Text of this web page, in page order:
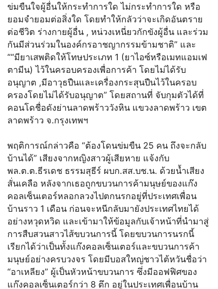
ข่มขืนใจผู้อื่นให้กระทำการใด ไม่กระทำการใด หรือ
ยอมจำยอมต่อสิ่งใด โดยทำให้กลัวว่าจะเกิดอันตราย
ต่อชีวิต ร่างกายผู้อื่น , หน่วงเหนี่ยวกักขังผู้อื่น และร่วม
กันมีส่วนร่วมในองค์กรอาชญากรรมข้ามชาติ” และ
““มียาเสพติดให้โทษประเภท 1 (ยาไอซ์หรือเมทแอมเฟ
ตามีน) ไว้ในครอบครองเพื่อการค้า โดยไม่ได้รับ
อนุญาต ,มีอาวุธปืนและเครื่องกระสุนปืนไว้ในครอบ
ครองโดยไม่ได้รับอนุญาต” โดยสถานที่ จับกุมตัวได้ที่
คอนโดชื่อดังย่านลาดพร้าววังหิน แขวงลาดพร้าว เขต
ลาดพร้าว จ.กรุงเทพฯ
พฤติการณ์กล่าวคือ “ต้องโดนข่มขืน 25 คน ถึงจะกลับ
บ้านได้” เสียงจากหญิงสาวผู้เสียหาย แจ้งกับ
พล.ต.ต.ธีรเดช ธรรมสุธีร์ ผบก.สส.บช.น. ด้วยน้ำเสียง
สั่นเคลือ หลังจากเธอถูกขบวนการค้ามนุษย์ของแก๊ง
คอลเซ็นเตอร์หลอกลวงไปตกนรกอยู่ที่ประเทศเพื่อน
บ้านราว 1 เดือน ก่อนจะหนีกลับมายังประเทศไทยได้
อย่างหวุดหวิด และเข้ามาให้ข้อมูลกับเจ้าหน้าที่นำมาสู่
การสืบสวนสาวไส้ขบวนการนี้ โดยขบวนการนรกนี้
เรียกได้ว่าเป็นทั้งแก๊งคอลเซ็นเตอร์และขบวนการค้า
มนุษย์อย่างครบวงจร โดยมีบอสใหญ่ชาวไต้หวันชื่อว่า
“อาเหลียง” ผู้เป็นหัวหน้าขบวนการ ซึ่งมีออฟฟิศของ
แก๊งคอลเซ็นเตอร์กว่า 8 ตึก อยู่ในประเทศเพื่อนบ้าน